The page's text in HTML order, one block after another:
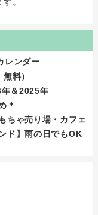
レンダー
料）
＆2025年
＊
ちゃ売り場・カフェ
ド】雨の日でもOK